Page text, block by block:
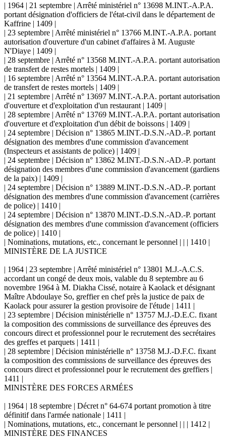
| 1964 | 21 septembre | Arrêté ministériel n° 13698 M.INT.-A.P.A.
portant désignation d'officiers de l'état-civil dans le département de
Kaffrine | 1409 |
| 23 septembre | Arrêté ministériel n° 13766 M.INT.-A.P.A. portant
autorisation d'ouverture d'un cabinet d'affaires à M. Auguste
N'Diaye | 1409 |
| 28 septembre | Arrêté n° 13568 M.INT.-A.P.A. portant autorisation
de transfert de restes mortels | 1409 |
| 16 septembre | Arrêté n° 13564 M.INT.-A.P.A. portant autorisation
de transfert de restes mortels | 1409 |
| 21 septembre | Arrêté n° 13697 M.INT.-A.P.A. portant autorisation
d'ouverture et d'exploitation d'un restaurant | 1409 |
| 28 septembre | Arrêté n° 13769 M.INT.-A.P.A. portant autorisation
d'ouverture et d'exploitation d'un débit de boissons | 1409 |
| 24 septembre | Décision n° 13865 M.INT.-D.S.N.-AD.-P. portant
désignation des membres d'une commission d'avancement
(Inspecteurs et assistants de police) | 1409 |
| 24 septembre | Décision n° 13862 M.INT.-D.S.N.-AD.-P. portant
désignation des membres d'une commission d'avancement (gardiens
de la paix) | 1409 |
| 24 septembre | Décision n° 13889 M.INT.-D.S.N.-AD.-P. portant
désignation des membres d'une commission d'avancement (carrières
de police) | 1410 |
| 24 septembre | Décision n° 13870 M.INT.-D.S.N.-AD.-P. portant
désignation des membres d'une commission d'avancement (officiers
de police) | 1410 |
| Nominations, mutations, etc., concernant le personnel | | | 1410 |
MINISTÈRE DE LA JUSTICE
| 1964 | 23 septembre | Arrêté ministériel n° 13801 M.J.-A.C.S.
accordant un congé de deux mois, valable du 8 septembre au 6
novembre 1964 à M. Diakha Cissé, notaire à Kaolack et désignant
Maître Abdoulaye So, greffier en chef près la justice de paix de
Kaolack pour assurer la gestion provisoire de l'étude | 1411 |
| 23 septembre | Décision ministérielle n° 13757 M.J.-D.E.C. fixant
la composition des commissions de surveillance des épreuves des
concours direct et professionnel pour le recrutement des secrétaires
des greffes et parquets | 1411 |
| 28 septembre | Décision ministérielle n° 13758 M.J.-D.F.C. fixant
la composition des commissions de surveillance des épreuves des
concours direct et professionnel pour le recrutement des greffiers |
1411 |
MINISTÈRE DES FORCES ARMÉES
| 1964 | 18 septembre | Décret n° 64-674 portant promotion à titre
définitif dans l'armée nationale | 1411 |
| Nominations, mutations, etc., concernant le personnel | | | 1412 |
MINISTÈRE DES FINANCES